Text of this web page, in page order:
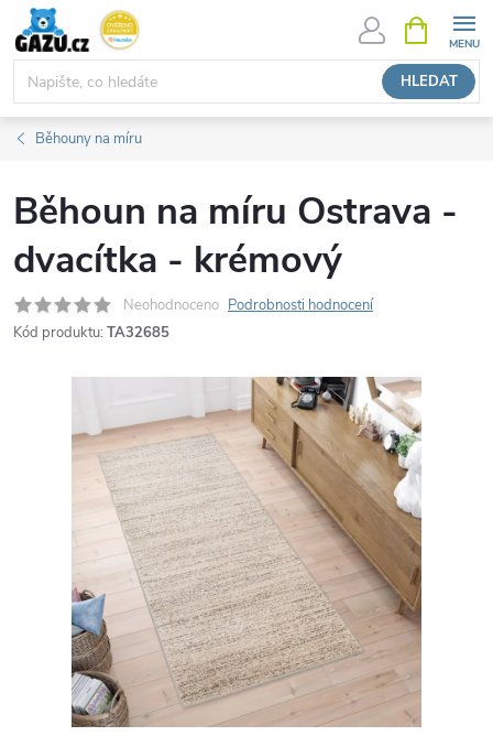
Přejít
obsah
HLEDAT
NÁKUPNÍ
KOŠÍK
Běhouny na míru
Běhoun na míru Ostrava -
dvacítka - krémový
Neohodnoceno Podrobnosti hodnocení
Kód produktu: TA32685